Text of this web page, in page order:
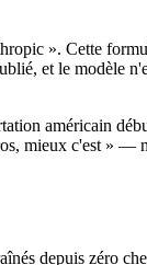
». Cette
et le modèle
américain
mieux c'est » —
depuis zéro